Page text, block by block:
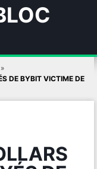
DE BYBIT VICTIME DE